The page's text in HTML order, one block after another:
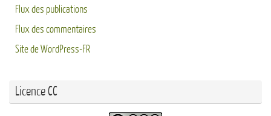
Flux des publications
Flux des commentaires
Site de WordPress-FR
Licence CC